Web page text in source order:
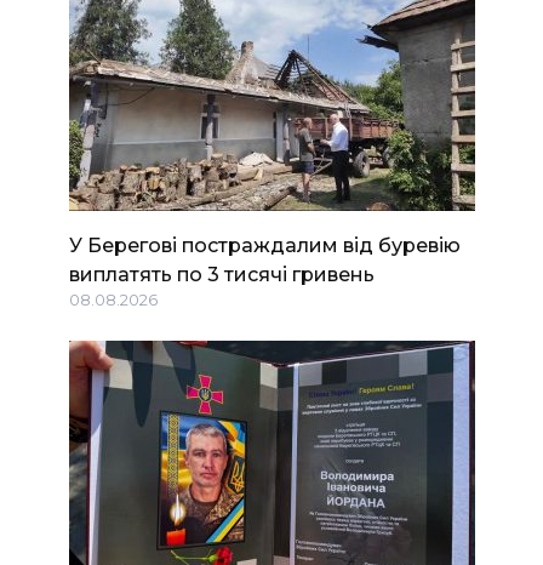
У Берегові постраждалим від буревію
виплатять по 3 тисячі гривень
08.08.2026